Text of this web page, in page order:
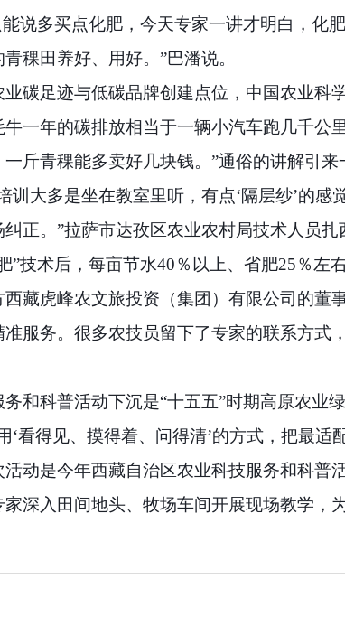
能说多买点化肥，今天专家一讲才明白，
稞田养好、用好。”巴潘说。
业碳足迹与低碳品牌创建点位，中国农业科
一年的碳排放相当于一辆小汽车跑几千
斤青稞能多卖好几块钱。”通俗的讲解引来
训大多是坐在教室里听，有点‘隔层纱’的
正。”拉萨市达孜区农业农村局技术人员
”技术后，每亩节水40％以上、省肥25％左
西藏虎峰农文旅投资（集团）有限公司的董
服务。很多农技员留下了专家的联系方
和科普活动下沉是“十五五”时期高原农业
‘看得见、摸得着、问得清’的方式，把最
活动是今年西藏自治区农业科技服务和科普
深入田间地头、牧场车间开展现场教学，